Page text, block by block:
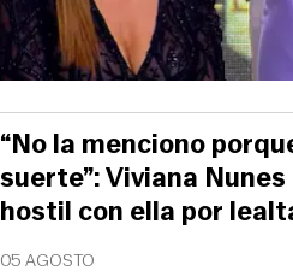
05 AGOSTO
“No la menciono
suerte”: Viviana
hostil con ella por